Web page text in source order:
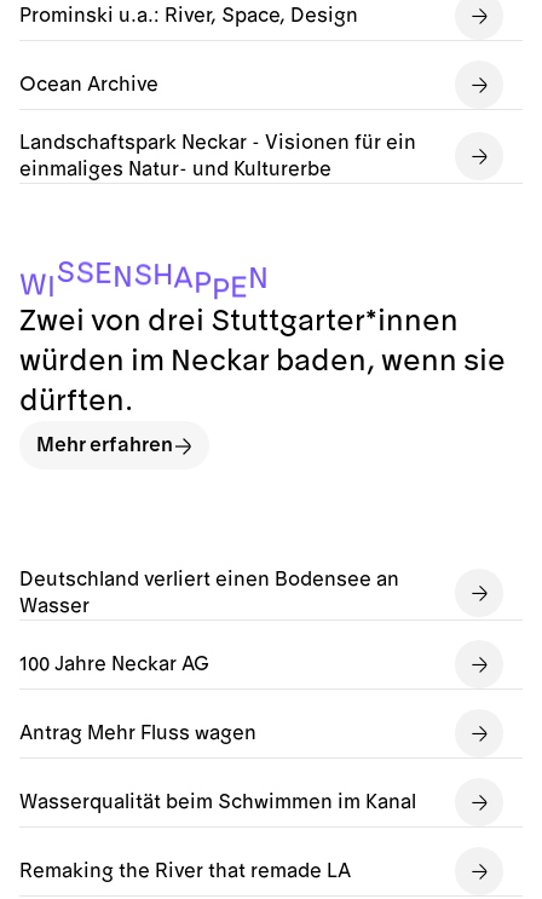
Prominski u.a.: River, Space, Design
Ocean Archive
Landschaftspark Neckar - Visionen für ein
einmaliges Natur- und Kulturerbe
Deutschland verliert einen Bodensee an
Wasser
100 Jahre Neckar AG
Antrag Mehr Fluss wagen
Wasserqualität beim Schwimmen im Kanal
Remaking the River that remade LA
W SS E N S H A PPE N
Zwei von drei Stuttgarter*innen
würden im Neckar baden, wenn sie
dürften.
Mehr erfahren